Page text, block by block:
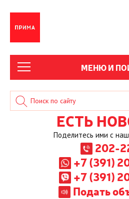
МЕНЮ И
ЕСТЬ
Поделитесь ими с
202-
+7 (391)
+7 (391)
Подать